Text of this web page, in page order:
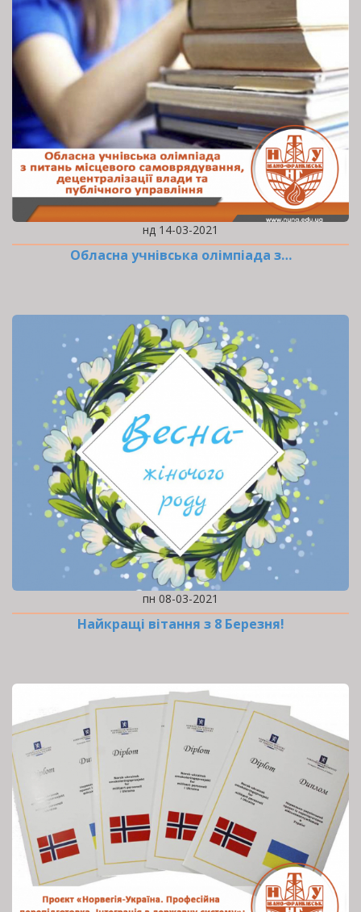
нд 14-03-2021
Обласна учнівська олімпіада з…
пн 08-03-2021
Найкращі вітання з 8 Березня!